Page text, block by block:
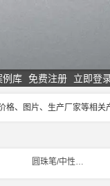
例库 免费注册 立即登
、图片、生产厂家等相
圆珠笔/中性笔/水性笔